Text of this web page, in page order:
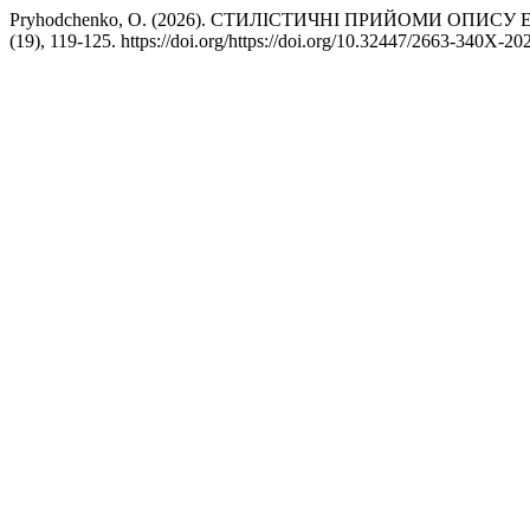
Pryhodchenko, O. (2026). СТИЛІСТИЧНІ ПРИЙОМИ
(19), 119-125. https://doi.org/https://doi.org/10.32447/2663-340X-